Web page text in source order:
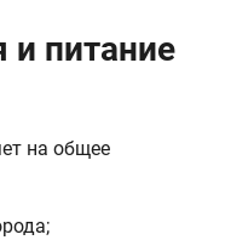
питание
на общее